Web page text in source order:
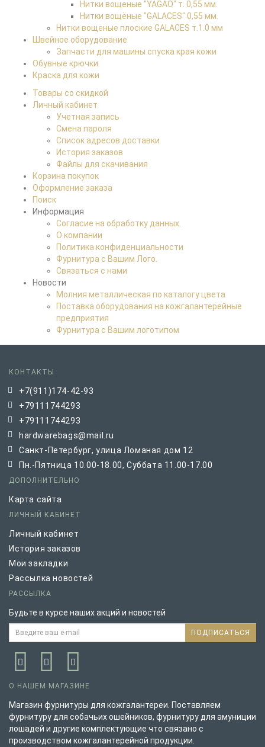
Нитки вощеные "YAGAO" т. 0,55 мм.
Нитки вощёные "GALACES" 0,55 мм.
Нитки вощеные плоские GALACES т.1.0 мм
Швейное оборудование
Запчасти для машины спуска края кожи
Обувные крючки.
Краска для кожи
Товары со скидкой
Личный кабинет
Учетная запись
Смена пароля
Список адресов доставки
История заказов
Файлы для скачивания
Корзина покупок
Оформление заказа
Поиск
Информация
Согласие на обработку данных.
О компании
Политика конфиденциальности
Фурнитура с Вашим Лого.
Связаться с нами
Новости
Молния металлическая по каталогу цвета
Поставка оборудования на кожгалантерейные
предприятия
Фурнитура с Вашим логотипом
КОНТАКТЫ
+7(911)174-42-93
+79111744293
+79111744293
hardwarebags@mail.ru
Санкт-Петербург, улица Ломаная дом 12
Пн.-Пятница 10.00-18.00, Суббата 11.00-17.00
ДОПОЛНИТЕЛЬНО
Карта сайта
ЛИЧНЫЙ КАБИНЕТ
Личный кабинет
История заказов
Мои закладки
Рассылка новостей
РАССЫЛКА
Будьте в курсе наших акций и новостей
ПОДПИСАТЬСЯ
О НАШЕМ МАГАЗИНЕ
Магазин фурнитуры для кожгалантереи. Поставляем
фурнитуру для собачьих ошейников, фурнитуру для амуниции
лошадей и другие комплектующие что связано с
производством кожгалантерейной продукции.